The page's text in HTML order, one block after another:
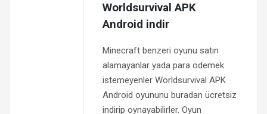
Worldsurvival APK
Android indir
Minecraft benzeri oyunu satın
alamayanlar yada para ödemek
istemeyenler Worldsurvival APK
Android oyununu buradan ücretsiz
indirip oynayabilirler. Oyun